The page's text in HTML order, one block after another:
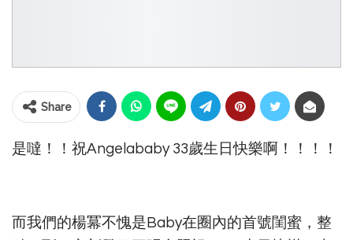
Share
是噠！！祝Angelababy 33歲生日快樂啊！！！！
而我們的楊冪不愧是Baby在圈內的首號閨蜜，整